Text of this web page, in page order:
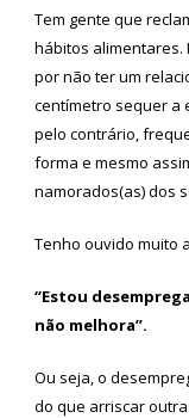
Tem gente que
hábitos alimentares.
por não ter um
centímetro sequer a
pelo contrário,
forma e mesmo
namorados(as) dos
Tenho ouvido muito
“Estou
não melhora”.
Ou seja, o
do que arriscar